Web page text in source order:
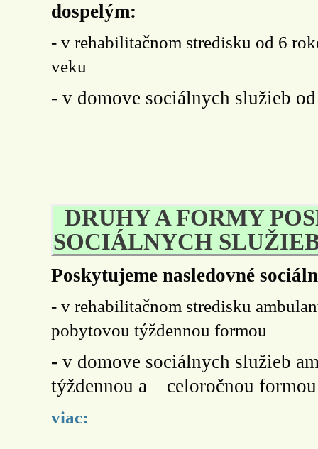
dospelým:
- v rehabilitačnom stredisku od 6
veku
- v domove sociálnych služieb
DRUHY A FORMY
SOCIÁLNYCH
Poskytujeme nasledovné
- v rehabilitačnom stredisku
pobytovou týždennou formou
- v domove sociálnych služieb
týždennou a celoročnou formou
viac: